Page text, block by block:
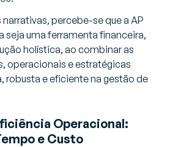
percebe-se que a AP
uma ferramenta financeira,
holística, ao combinar as
operacionais e estratégicas
robusta e eficiente na gestão de
Operacional:
e Custo